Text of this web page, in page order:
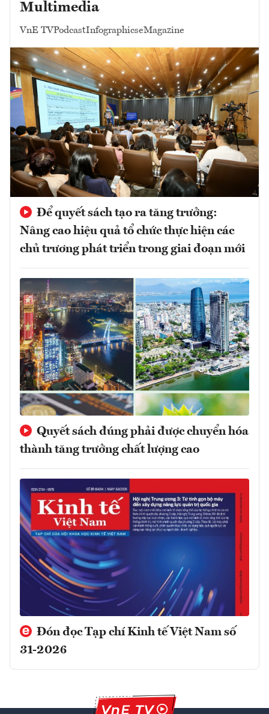
Multimedia
VnE TVPodcastInfographicseMagazine
Để quyết sách tạo ra tăng trưởng:
Nâng cao hiệu quả tổ chức thực hiện các
chủ trương phát triển trong giai đoạn mới
Quyết sách đúng phải được chuyển hóa
thành tăng trưởng chất lượng cao
Đón đọc Tạp chí Kinh tế Việt Nam số
31-2026